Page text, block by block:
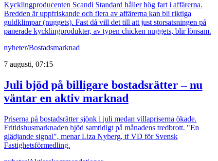
Kycklingproducenten Scandi Standard håller hög fart i affärerna.
Bredden är uppfriskande och flera av affärerna kan bli riktiga
guldklimpar (nuggets). Fast då vill det till att just storsatsningen på
panerade kycklingprodukter, av typen chicken nuggets, blir lönsam.
nyheter/Bostadsmarknad
7 augusti, 07:15
Juli bjöd på billigare bostadsrätter – nu
väntar en aktiv marknad
Priserna på bostadsrätter sjönk i juli medan villapriserna ökade.
Fritidshusmarknaden bjöd samtidigt på månadens tredbrott. "En
glädjande signal", menar Liza Nyberg, tf VD för Svensk
Fastighetsförmedling.